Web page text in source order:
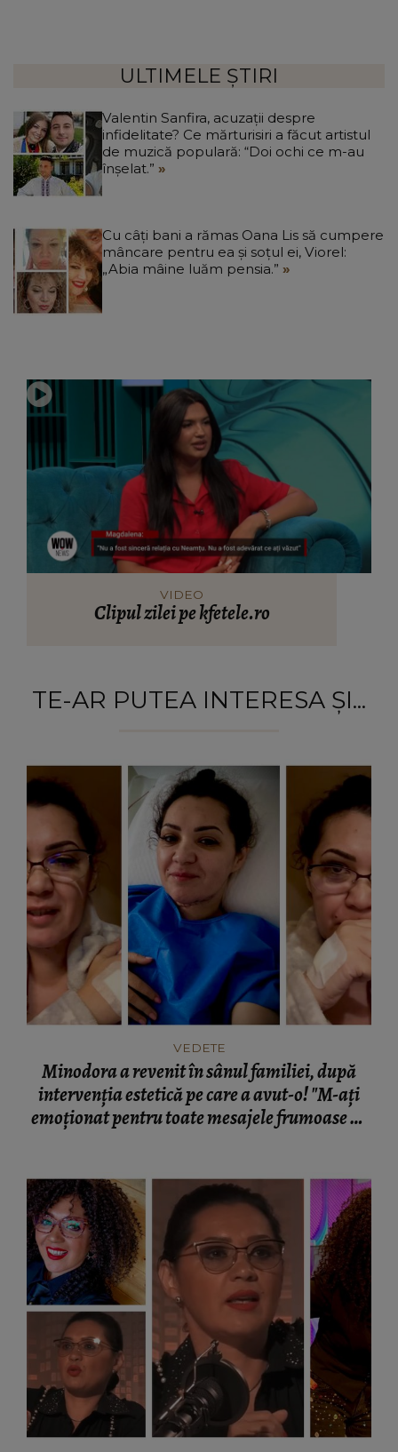
ULTIMELE ȘTIRI
Valentin Sanfira, acuzații despre
infidelitate? Ce mărturisiri a făcut artistul
de muzică populară: “Doi ochi ce m-au
înșelat.”
Cu câți bani a rămas Oana Lis să cumpere
mâncare pentru ea și soțul ei, Viorel:
„Abia mâine luăm pensia.”
VIDEO
Clipul zilei pe kfetele.ro
TE-AR PUTEA INTERESA ȘI...
VEDETE
Minodora a revenit în sânul familiei, după
intervenția estetică pe care a avut-o! "M-ați
emoționat pentru toate mesajele frumoase pe